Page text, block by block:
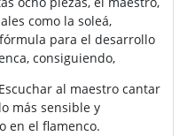
como la soleá,
para el desarrollo
consiguiendo,
al maestro cantar
más sensible y
en el flamenco.